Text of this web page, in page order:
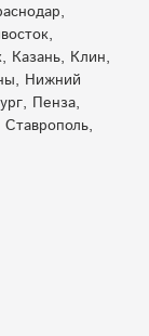
Казань, Клин,
Нижний
Пенза,